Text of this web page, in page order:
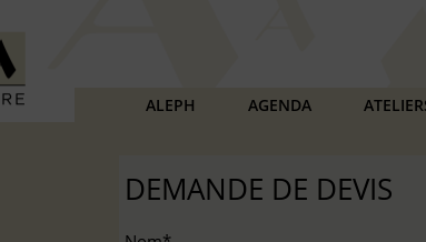
ALEPH AGENDA
DEMANDE DE DEVIS